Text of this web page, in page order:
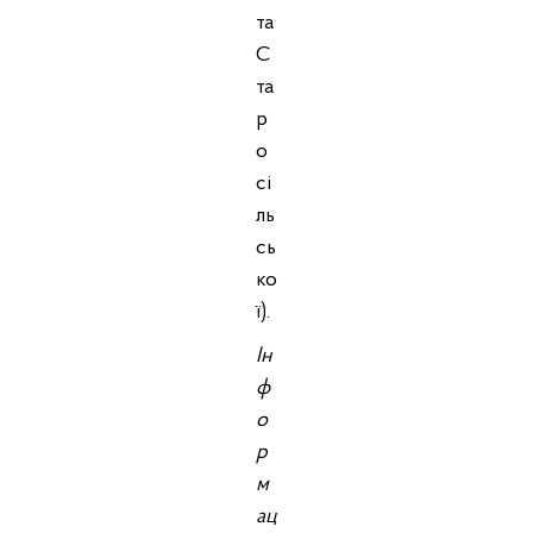
та
С
та
р
о
сі
ль
сь
ко
ї).
Ін
ф
о
р
м
ац